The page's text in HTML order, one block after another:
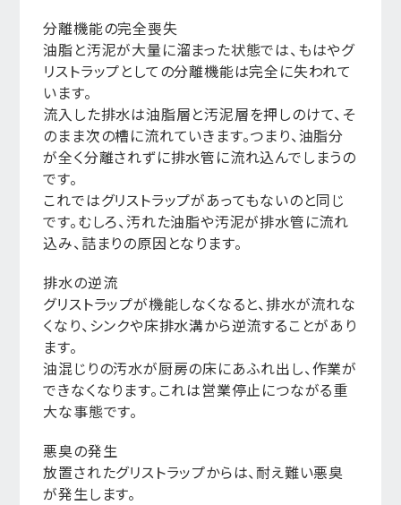
分離機能の完全喪失
油脂と汚泥が大量に溜まった状態では、もはやグ
リストラップとしての分離機能は完全に失われて
います。
流入した排水は油脂層と汚泥層を押しのけて、そ
のまま次の槽に流れていきます。つまり、油脂分
が全く分離されずに排水管に流れ込んでしまうの
です。
これではグリストラップがあってもないのと同じ
です。むしろ、汚れた油脂や汚泥が排水管に流れ
込み、詰まりの原因となります。
排水の逆流
グリストラップが機能しなくなると、排水が流れな
くなり、シンクや床排水溝から逆流することがあり
ます。
油混じりの汚水が厨房の床にあふれ出し、作業が
できなくなります。これは営業停止につながる重
大な事態です。
悪臭の発生
放置されたグリストラップからは、耐え難い悪臭
が発生します。